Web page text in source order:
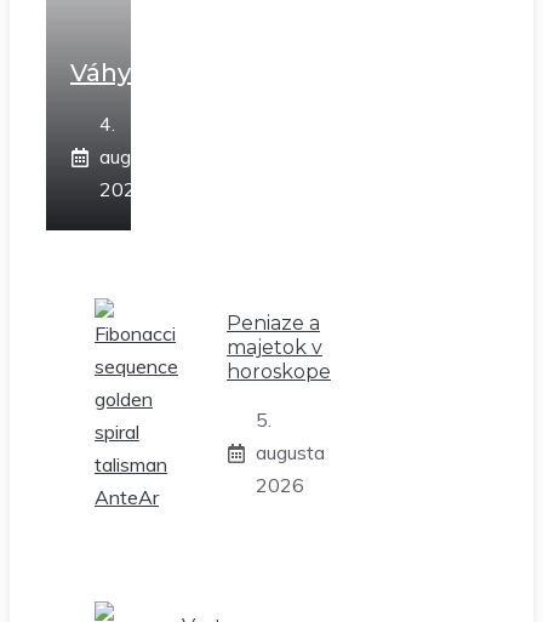
Váhy
4.
augusta
2026
Peniaze a
majetok v
horoskope
5.
augusta
2026